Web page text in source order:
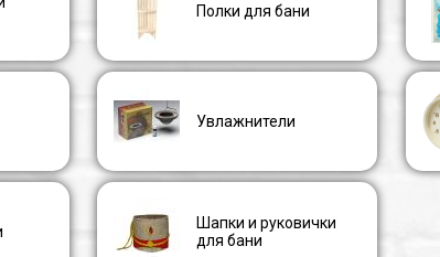
Полки для бани
Увлажнители
Шапки и руковички
для бани